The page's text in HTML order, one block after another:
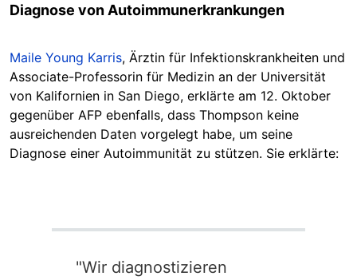
Diagnose von Autoimmunerkrankungen
Maile Young Karris, Ärztin für Infektionskrankheiten und
Associate-Professorin für Medizin an der Universität
von Kalifornien in San Diego, erklärte am 12. Oktober
gegenüber AFP ebenfalls, dass Thompson keine
ausreichenden Daten vorgelegt habe, um seine
Diagnose einer Autoimmunität zu stützen. Sie erklärte:
"Wir diagnostizieren